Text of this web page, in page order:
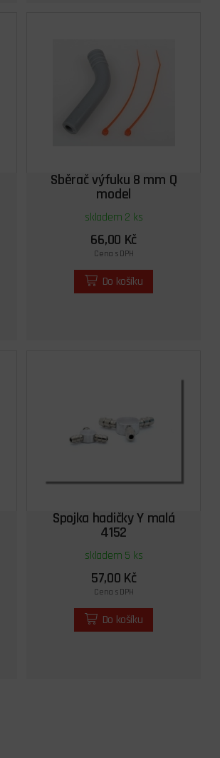
Sběrač výfuku 8 mm Q
model
skladem 2 ks
66,00 Kč
Cena s DPH
Do košíku
Spojka hadičky Y malá
4152
skladem 5 ks
57,00 Kč
Cena s DPH
Do košíku